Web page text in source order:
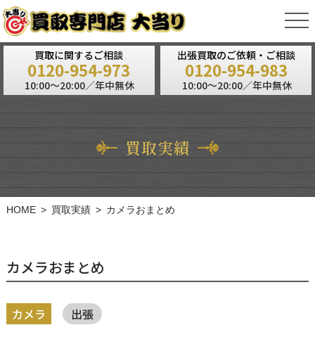
買取に関するご相談
0120-954-973
10:00～20:00／年中無休
出張買取のご依頼・ご相談
0120-954-983
10:00～20:00／年中無休
買取実績
HOME 買取実績 カメラおまとめ
カメラおまとめ
カメラ 出張